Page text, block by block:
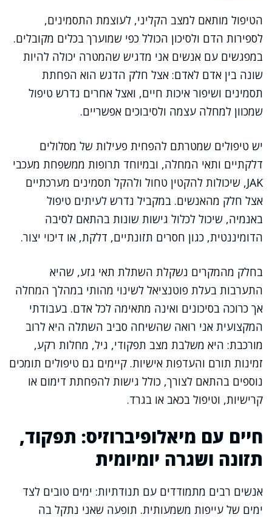
הטיפול מותאם למצב הקליני, לעוצמת התסמינים,
לספירות הדם ולסיכון הכולל כפי שמוערך בכלים מקובלים.
במפגשים עם אנשים אני מדגיש שהמטרה יכולה להיות
שונה בין אדם לאדם: אצל חלק הדגש הוא הפחתת
תסמינים ושיפור איכות חיים, ואצל אחרים נדרש טיפול
שמכוון למחלה עצמה ולסיבוכים אפשריים.
יש טיפולים שמטרתם להפחית פעילות של מסלולים
דלקתיים ותאי המחלה, ובמיוחד תרופות ממשפחת מעכבי
JAK, שיכולות להקטין טחול ולהקל תסמינים מערכתיים
אצל חלק מהאנשים. במקביל נדרש לעיתים טיפול
באנמיה, שיכול לכלול גישות שונות בהתאם לסיבה
הדומיננטית, כגון חסרים תזונתיים, דלקת, או דיכוי יצור.
בחלק מהמקרים נשקלת השתלת תאי גזע, שהיא
התערבות בעלת פוטנציאל לשינוי מהותי במהלך המחלה
אך כרוכה בסיכונים ואינה מתאימה לכל אדם. בעבודתי
המקצועית אני רואה שהשיחה סביב השתלה היא לרוב
מורכבת: היא משלבת מצב תפקודי, גיל, מחלות רקע,
זמינות תורם והעדפות אישיות. קיימים גם טיפולים תומכים
נוספים בהתאם לצורך, כולל גישות להפחתת דימום או
קרישיות, וטיפול בכאב או בגרד.
חיים עם מיאלופיברוזיס: תפקוד,
תזונה ושגרה יומיומית
אנשים רבים מתמודדים עם תנודתיות: ימים טובים לצד
ימים של עייפות משמעותית. תופעה שאני נתקל בה